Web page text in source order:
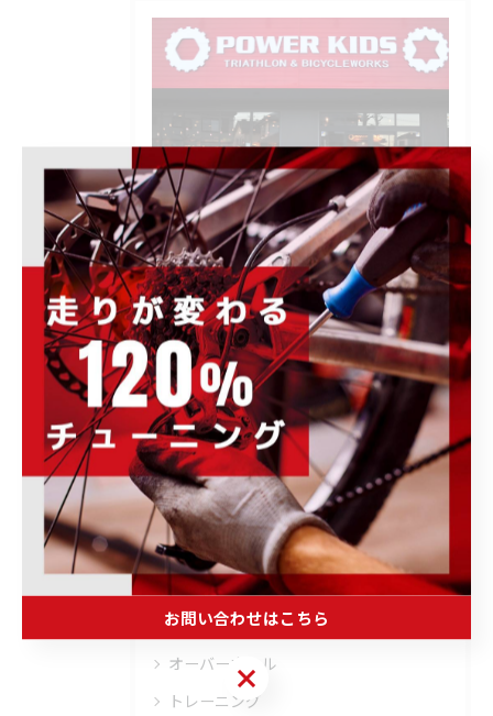
POWER-KIDS伊勢崎店で開催される各種イ
ベント、キャンペーンの情報をはじめ、お
すすめ商品の紹介や、様々なお知らせ事項
を発信します。ぜひ定期的にチェックして
下さい。
カテゴリー Categories
全てのカテゴリー
ロードバイク
メンテナンス
フィッティング
オーバーホール
トレーニング
お問い合わせはこちら
お問い合わせはこちら